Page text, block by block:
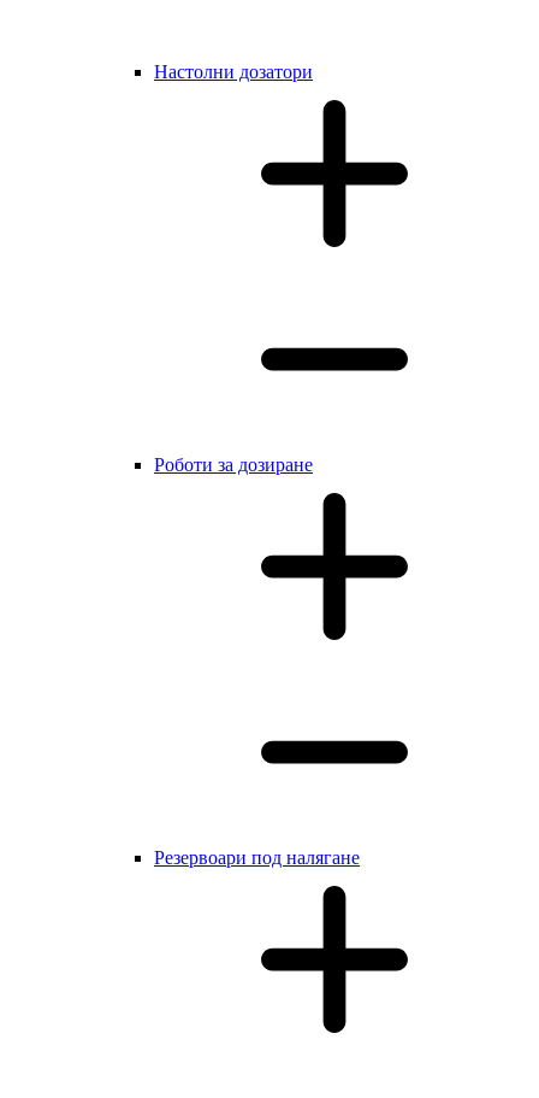
Настолни дозатори
Роботи за дозиране
Резервоари под налягане